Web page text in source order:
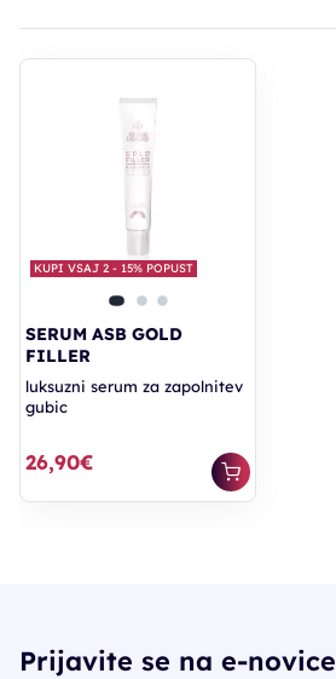
KUPI VSAJ 2 - 15% POPUST
SERUM ASB GOLD
FILLER
luksuzni serum za zapolnitev
gubic
26,90€
Prijavite se na e-novice